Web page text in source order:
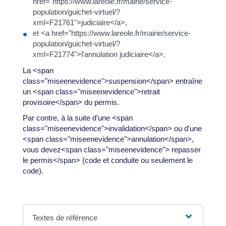
population/guichet-virtuel/?
xml=F21761">judiciaire</a>,
et <a href="https://www.lareole.fr/mairie/service-
population/guichet-virtuel/?
xml=F21774">l'annulation judiciaire</a>.
La <span
class="miseenevidence">suspension</span> entraîne
un <span class="miseenevidence">retrait
provisoire</span> du permis.
Par contre, à la suite d'une <span
class="miseenevidence">invalidation</span> ou d'une
<span class="miseenevidence">annulation</span>,
vous devez<span class="miseenevidence"> repasser
le permis</span> (code et conduite ou seulement le
code).
Textes de référence